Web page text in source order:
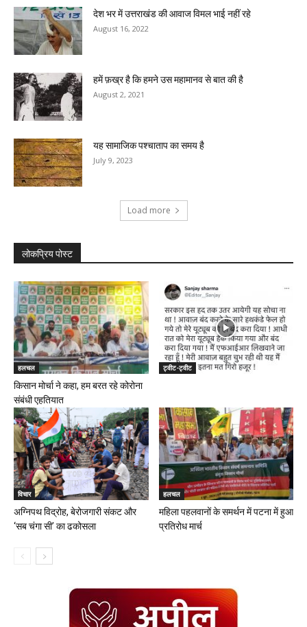
देश भर में उत्तराखंड की आवाज विमल भाई नहीं रहे
August 16, 2022
हमें फ़ख्र है कि हमने उस महामानव से बात की है
August 2, 2021
यह सामाजिक पश्चाताप का समय है
July 9, 2023
Load more
लोकप्रिय पोस्ट
हलचल
किसान मोर्चा ने कहा, हम बरत रहे कोरोना
संबंधी एहतियात
ट्वीट-ट्वीट
विचार
अग्निपथ विद्रोह, बेरोजगारी संकट और
‘सब चंगा सी’ का ढकोसला
हलचल
महिला पहलवानों के समर्थन में पटना में हुआ
प्रतिरोध मार्च